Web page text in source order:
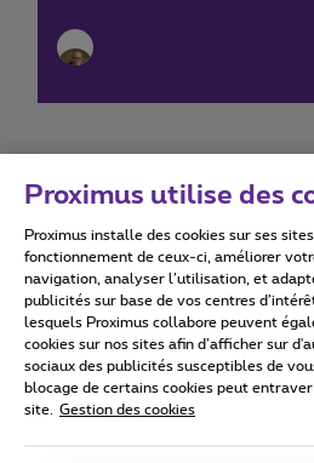
Conditions d'utilisation
Tous droits réservés. © 2026
Conditions générales, info
Proximus utilise des
Proximus installe des cookies sur ses
fonctionnement de ceux-ci, améliorer
navigation, analyser l’utilisation, et
publicités sur base de vos centres
lesquels Proximus collabore peuvent
cookies sur nos sites afin d’afficher sur
sociaux des publicités susceptibles de
blocage de certains cookies peut
site.
Gestion des cookies